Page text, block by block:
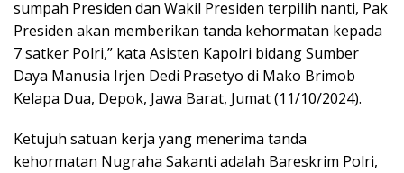
sumpah Presiden dan Wakil Presiden terpilih nanti, Pak
Presiden akan memberikan tanda kehormatan kepada
7 satker Polri,” kata Asisten Kapolri bidang Sumber
Daya Manusia Irjen Dedi Prasetyo di Mako Brimob
Kelapa Dua, Depok, Jawa Barat, Jumat (11/10/2024).
Ketujuh satuan kerja yang menerima tanda
kehormatan Nugraha Sakanti adalah Bareskrim Polri,